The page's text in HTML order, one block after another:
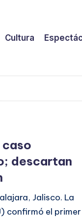
Cultura
caso
descartan
Jalisco. La
confirmó el primer